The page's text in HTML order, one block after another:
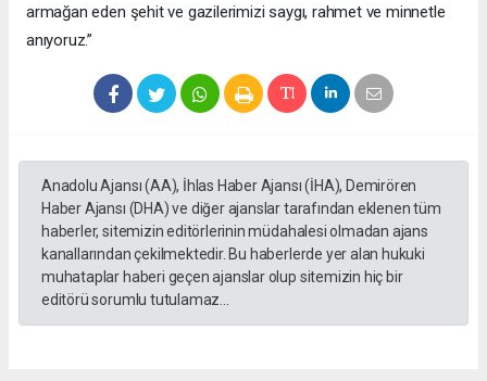
armağan eden şehit ve gazilerimizi saygı, rahmet ve minnetle
anıyoruz.”
Anadolu Ajansı (AA), İhlas Haber Ajansı (İHA), Demirören
Haber Ajansı (DHA) ve diğer ajanslar tarafından eklenen tüm
haberler, sitemizin editörlerinin müdahalesi olmadan ajans
kanallarından çekilmektedir. Bu haberlerde yer alan hukuki
muhataplar haberi geçen ajanslar olup sitemizin hiç bir
editörü sorumlu tutulamaz...